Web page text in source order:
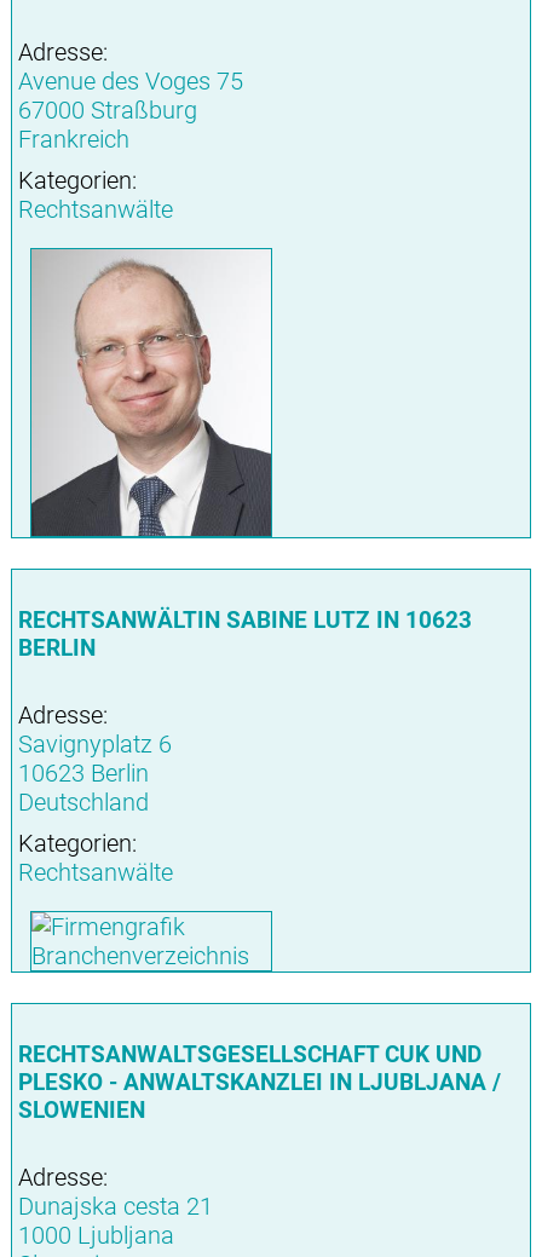
Adresse:
Avenue des Voges 75
67000 Straßburg
Frankreich
Kategorien:
Rechtsanwälte
RECHTSANWÄLTIN SABINE LUTZ IN 10623
BERLIN
Adresse:
Savignyplatz 6
10623 Berlin
Deutschland
Kategorien:
Rechtsanwälte
RECHTSANWALTSGESELLSCHAFT CUK UND
PLESKO - ANWALTSKANZLEI IN LJUBLJANA /
SLOWENIEN
Adresse:
Dunajska cesta 21
1000 Ljubljana